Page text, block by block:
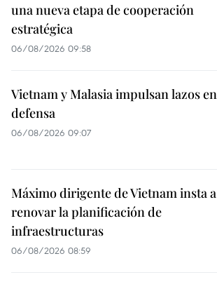
una nueva etapa de cooperación
estratégica
06/08/2026 09:58
Vietnam y Malasia impulsan lazos en
defensa
06/08/2026 09:07
Máximo dirigente de Vietnam insta a
renovar la planificación de
infraestructuras
06/08/2026 08:59